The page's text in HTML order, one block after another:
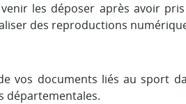
les déposer après avoir
des reproductions
vos documents liés au sport
départementales.